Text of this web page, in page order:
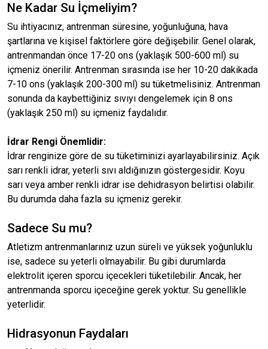
Ne Kadar Su İçmeliyim?
Su ihtiyacınız, antrenman süresine, yoğunluğuna, hava
şartlarına ve kişisel faktörlere göre değişebilir. Genel olarak,
antrenmandan önce 17-20 ons (yaklaşık 500-600 ml) su
içmeniz önerilir. Antrenman sırasında ise her 10-20 dakikada
7-10 ons (yaklaşık 200-300 ml) su tüketmelisiniz. Antrenman
sonunda da kaybettiğiniz sıvıyı dengelemek için 8 ons
(yaklaşık 250 ml) su içmeniz faydalıdır.
İdrar Rengi Önemlidir:
İdrar renginize göre de su tüketiminizi ayarlayabilirsiniz. Açık
sarı renkli idrar, yeterli sıvı aldığınızın göstergesidir. Koyu
sarı veya amber renkli idrar ise dehidrasyon belirtisi olabilir.
Bu durumda daha fazla su içmeniz gerekir.
Sadece Su mu?
Atletizm antrenmanlarınız uzun süreli ve yüksek yoğunluklu
ise, sadece su yeterli olmayabilir. Bu gibi durumlarda
elektrolit içeren sporcu içecekleri tüketilebilir. Ancak, her
antrenmanda sporcu içeceğine gerek yoktur. Su genellikle
yeterlidir.
Hidrasyonun Faydaları